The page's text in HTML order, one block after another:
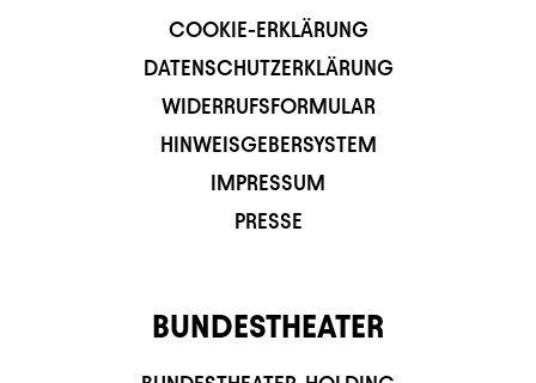
COOKIE-ERKLÄRUNG
DATENSCHUTZERKLÄRUNG
WIDERRUFSFORMULAR
HINWEISGEBERSYSTEM
IMPRESSUM
PRESSE
BUNDESTHEATER